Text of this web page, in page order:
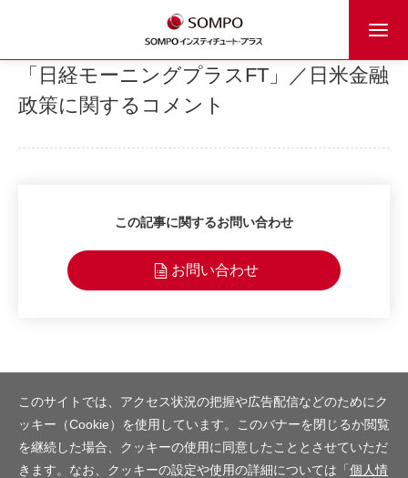
「日経モーニングプラスFT」／日米金融
政策に関するコメント
この記事に関するお問い合わせ
お問い合わせ
このサイトでは、アクセス状況の把握や広告配信などのためにク
ッキー（Cookie）を使用しています。このバナーを閉じるか閲覧
を継続した場合、クッキーの使用に同意したこととさせていただ
きます。なお、クッキーの設定や使用の詳細については「 個人情